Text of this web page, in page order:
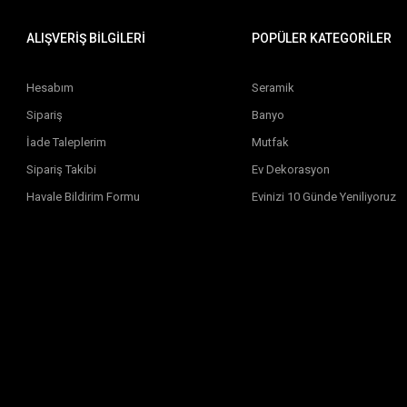
ALIŞVERİŞ BİLGİLERİ
Hesabım
Sipariş
İade Taleplerim
Sipariş Takibi
Havale Bildirim Formu
POPÜLER KATEGORİLER
Seramik
Banyo
Mutfak
Ev Dekorasyon
Evinizi 10 Günde Yeniliyoruz